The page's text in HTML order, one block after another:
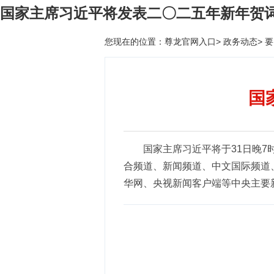
国家主席习近平将发表二〇二五年新年贺
您现在的位置： 尊龙官网入口> 政务动态>
国
国家主席习近平将于31日晚7
合频道、新闻频道、中文国际频
华网、央视新闻客户端等中央主